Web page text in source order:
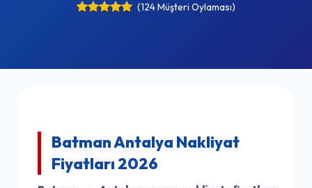
(124 Müşteri Oylaması)
Batman Antalya Nakliyat
Fiyatları 2026